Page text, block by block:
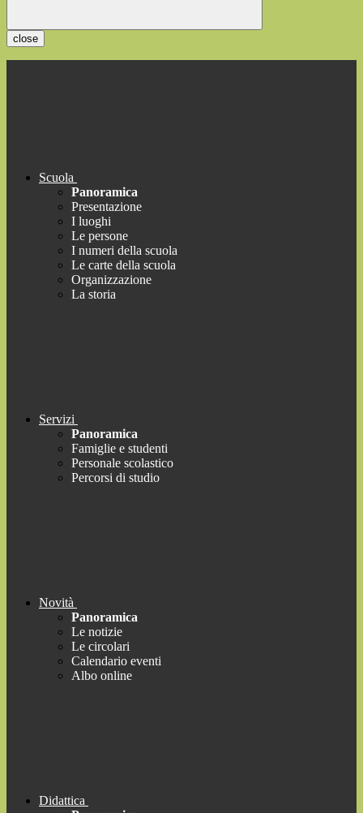
close
Scuola
Panoramica
Presentazione
I luoghi
Le persone
I numeri della scuola
Le carte della scuola
Organizzazione
La storia
Servizi
Panoramica
Famiglie e studenti
Personale scolastico
Percorsi di studio
Novità
Panoramica
Le notizie
Le circolari
Calendario eventi
Albo online
Didattica